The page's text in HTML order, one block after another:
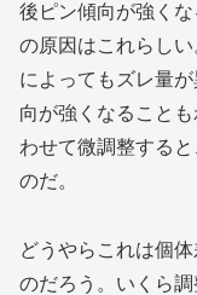
後ピン傾向が強く
の原因はこれらし
によってもズレ量
向が強くなること
わせて微調整する
のだ。
どうやらこれは個
のだろう。いくら調